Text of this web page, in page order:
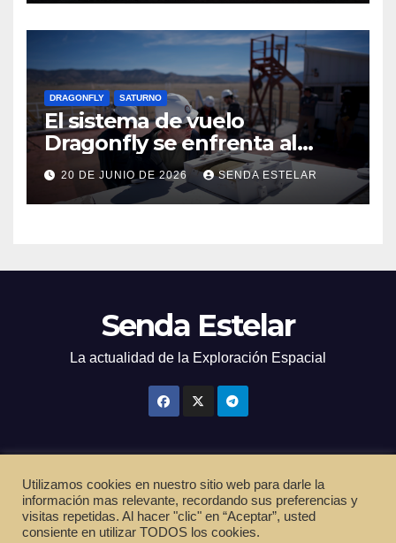
DRAGONFLY SATURNO
El sistema de vuelo
Dragonfly se enfrenta al
calor
20 DE JUNIO DE 2026 SENDA ESTELAR
Senda Estelar
La actualidad de la Exploración Espacial
Funciona gracias a WordPress|Tema: Newsup deThemeansar
Inicio Política de privacidad Cookies
Utilizamos cookies en nuestro sitio web para darle la
información mas relevante, recordando sus preferencias y
visitas repetidas. Al hacer "clic" en “Aceptar”, usted
consiente en utilizar TODOS los cookies.